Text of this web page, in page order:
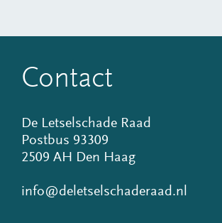
Contact
De Letselschade Raad
Postbus 93309
2509 AH Den Haag
info@deletselschaderaad.nl